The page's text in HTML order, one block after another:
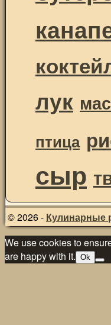
лук
птица
сыр
© 2026 - Кулинарные
We use cookies to
are happy with it. Ok